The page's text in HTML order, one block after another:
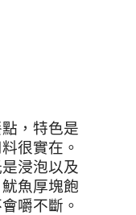
，特色是
很實在。
浸泡以及
魚厚塊飽
嚼不斷。